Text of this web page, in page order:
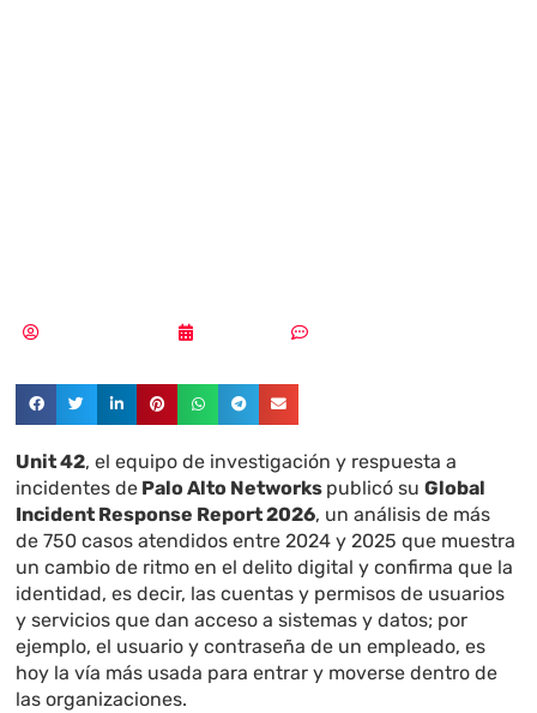
Unit 42, el equipo de investigación y respuesta a
incidentes de Palo Alto Networks publicó suGlobal
Incident Response Report 2026, un análisis de más
de 750 casos atendidos entre 2024 y 2025 que muestra
un cambio de ritmo en el delito digital y confirma que la
identidad, es decir, las cuentas y permisos de usuarios
y servicios que dan acceso a sistemas y datos; por
ejemplo, el usuario y contraseña de un empleado, es
hoy la vía más usada para entrar y moverse dentro de
las organizaciones.